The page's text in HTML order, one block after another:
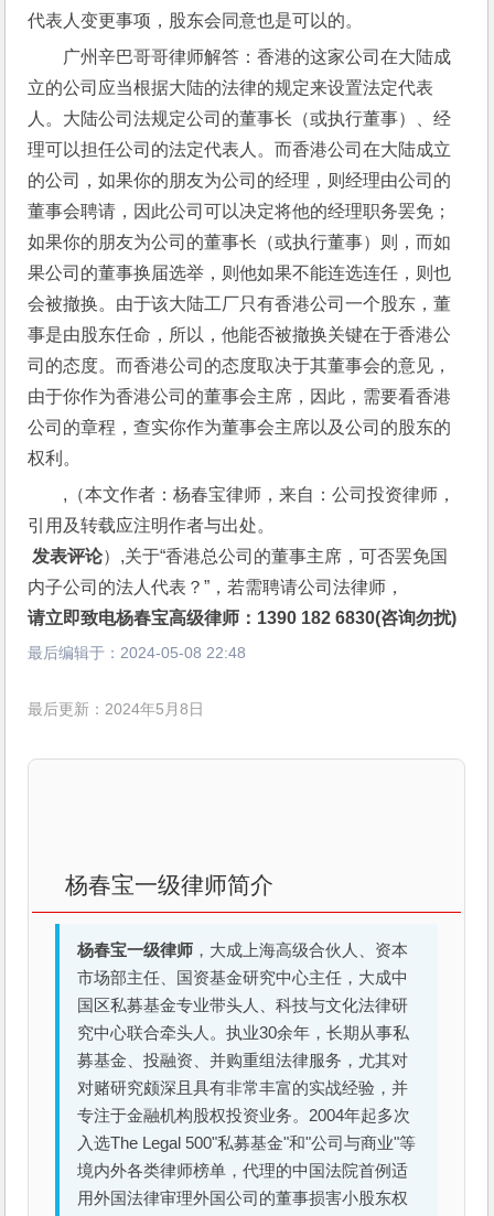
代表人变更事项，股东会同意也是可以的。
广州辛巴哥哥律师解答：香港的这家公司在大陆成
立的公司应当根据大陆的法律的规定来设置法定代表
人。大陆公司法规定公司的董事长（或执行董事）、经
理可以担任公司的法定代表人。而香港公司在大陆成立
的公司，如果你的朋友为公司的经理，则经理由公司的
董事会聘请，因此公司可以决定将他的经理职务罢免；
如果你的朋友为公司的董事长（或执行董事）则，而如
果公司的董事换届选举，则他如果不能连选连任，则也
会被撤换。由于该大陆工厂只有香港公司一个股东，董
事是由股东任命，所以，他能否被撤换关键在于香港公
司的态度。而香港公司的态度取决于其董事会的意见，
由于你作为香港公司的董事会主席，因此，需要看香港
公司的章程，查实你作为董事会主席以及公司的股东的
权利。
,（本文作者：杨春宝律师，来自：公司投资律师，
引用及转载应注明作者与出处。
发表评论）,关于“香港总公司的董事主席，可否罢免国
内子公司的法人代表？”，若需聘请公司法律师，
请立即致电杨春宝高级律师：1390 182 6830(咨询勿扰)
最后编辑于： 2024-05-08 22:48
最后更新：2024年5月8日
杨春宝一级律师简介
杨春宝一级律师 ，大成上海高级合伙人、资本
市场部主任、国资基金研究中心主任，大成中
国区私募基金专业带头人、科技与文化法律研
究中心联合牵头人。执业30余年，长期从事私
募基金、投融资、并购重组法律服务，尤其对
对赌研究颇深且具有非常丰富的实战经验，并
专注于金融机构股权投资业务。2004年起多次
入选The Legal 500"私募基金"和"公司与商业"等
境内外各类律师榜单，代理的中国法院首例适
用外国法律审理外国公司的董事损害小股东权